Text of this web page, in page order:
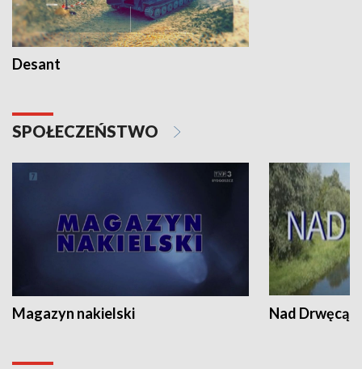
Desant
SPOŁECZEŃSTWO
Magazyn nakielski Nad Drwęcą